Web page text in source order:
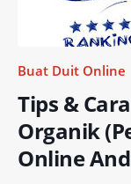
Buat Duit Online
Tips &
Organik
Online